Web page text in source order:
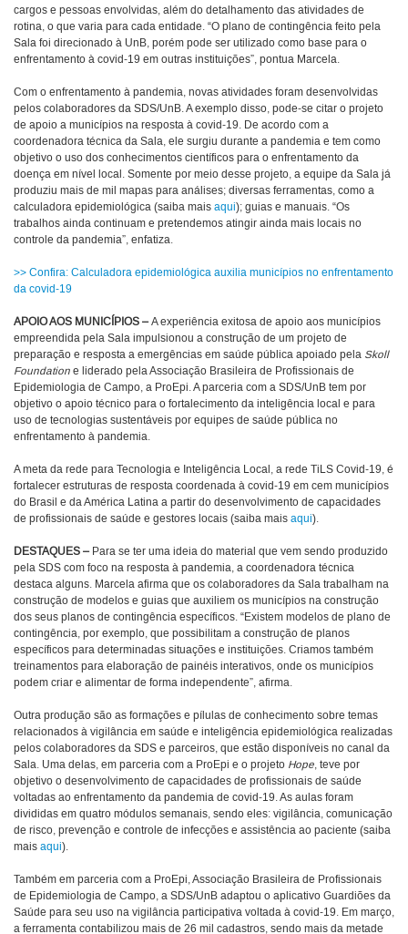
cargos e pessoas envolvidas, além do detalhamento das atividades de
rotina, o que varia para cada entidade. “O plano de contingência feito pela
Sala foi direcionado à UnB, porém pode ser utilizado como base para o
enfrentamento à covid-19 em outras instituições”, pontua Marcela.
Com o enfrentamento à pandemia, novas atividades foram desenvolvidas
pelos colaboradores da SDS/UnB. A exemplo disso, pode-se citar o projeto
de apoio a municípios na resposta à covid-19. De acordo com a
coordenadora técnica da Sala, ele surgiu durante a pandemia e tem como
objetivo o uso dos conhecimentos científicos para o enfrentamento da
doença em nível local. Somente por meio desse projeto, a equipe da Sala já
produziu mais de mil mapas para análises; diversas ferramentas, como a
calculadora epidemiológica (saiba mais aqui); guias e manuais. “Os
trabalhos ainda continuam e pretendemos atingir ainda mais locais no
controle da pandemia”, enfatiza.
>> Confira: Calculadora epidemiológica auxilia municípios no enfrentamento
da covid-19
APOIO AOS MUNICÍPIOS –A experiência exitosa de apoio aos municípios
empreendida pela Sala impulsionou a construção de um projeto de
preparação e resposta a emergências em saúde pública apoiado pela Skoll
Foundation e liderado pela Associação Brasileira de Profissionais de
Epidemiologia de Campo, a ProEpi. A parceria com a SDS/UnB tem por
objetivo o apoio técnico para o fortalecimento da inteligência local e para
uso de tecnologias sustentáveis por equipes de saúde pública no
enfrentamento à pandemia.
A meta da rede para Tecnologia e Inteligência Local, a rede TiLS Covid-19, é
fortalecer estruturas de resposta coordenada à covid-19 em cem municípios
do Brasil e da América Latina a partir do desenvolvimento de capacidades
de profissionais de saúde e gestores locais (saiba mais aqui).
DESTAQUES – Para se ter uma ideia do material que vem sendo produzido
pela SDS com foco na resposta à pandemia, a coordenadora técnica
destaca alguns. Marcela afirma que os colaboradores da Sala trabalham na
construção de modelos e guias que auxiliem os municípios na construção
dos seus planos de contingência específicos. “Existem modelos de plano de
contingência, por exemplo, que possibilitam a construção de planos
específicos para determinadas situações e instituições. Criamos também
treinamentos para elaboração de painéis interativos, onde os municípios
podem criar e alimentar de forma independente”, afirma.
Outra produção são as formações e pílulas de conhecimento sobre temas
relacionados à vigilância em saúde e inteligência epidemiológica realizadas
pelos colaboradores da SDS e parceiros, que estão disponíveis no canal da
Sala. Uma delas, em parceria com a ProEpi e o projeto Hope, teve por
objetivo o desenvolvimento de capacidades de profissionais de saúde
voltadas ao enfrentamento da pandemia de covid-19. As aulas foram
divididas em quatro módulos semanais, sendo eles: vigilância, comunicação
de risco, prevenção e controle de infecções e assistência ao paciente (saiba
mais aqui).
Também em parceria com a ProEpi, Associação Brasileira de Profissionais
de Epidemiologia de Campo, a SDS/UnB adaptou o aplicativo Guardiões da
Saúde para seu uso na vigilância participativa voltada à covid-19. Em março,
a ferramenta contabilizou mais de 26 mil cadastros, sendo mais da metade